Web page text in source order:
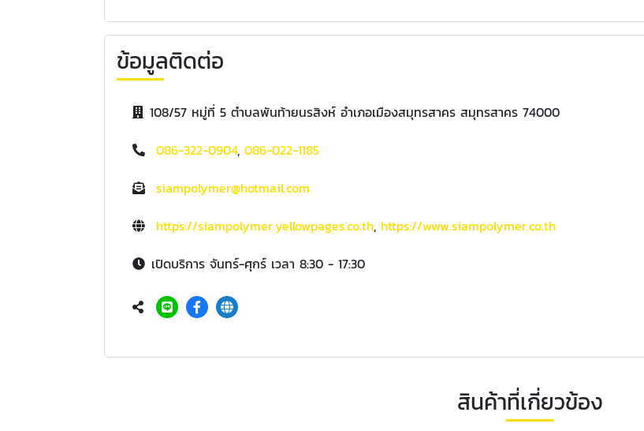
ข้อมูลติดต่อ
108/57 หมู่ที่ 5 ตำบลพันท้ายนรสิงห์ อำเภอเมืองสมุทรสาคร สมุทรสาคร 74000
086-322-0904, 086-022-1185
siampolymer@hotmail.com
https://siampolymer.yellowpages.co.th, https://www.siampolymer.co.th
เปิดบริการ จันทร์-ศุกร์ เวลา 8:30 - 17:30
สินค้าที่เกี่ยวข้อง